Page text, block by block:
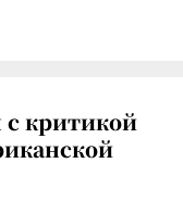
критикой